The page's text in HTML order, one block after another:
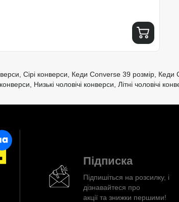
Сірі конверси Кеди Converse 39 розмір Кеди
Низькі чоловічі конверси Літні чоловічі
Підписка
Підпишіться на розсилку, і
дізнавайтеся про
акції та знижки першими!